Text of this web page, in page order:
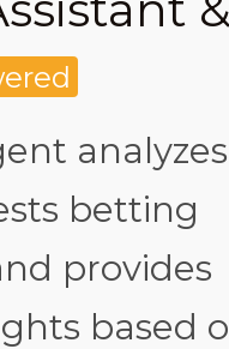
analyzes
betting
provides
based